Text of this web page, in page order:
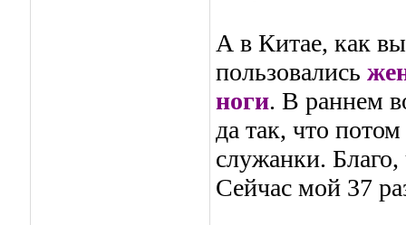
А в Китае, как
пользовались
ноги. В раннем
да так, что
служанки.
Сейчас мой 37